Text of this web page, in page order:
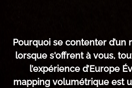
Pourquoi se contenter d’un
lorsque s'offrent à vous,
l’expérience d’Europe
mapping volumétrique est